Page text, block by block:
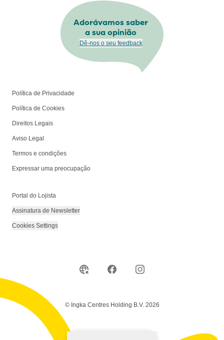
Adorávamos saber
a sua opinião
Dê-nos o seu feedback
Política de Privacidade
Política de Cookies
Direitos Legais
Aviso Legal
Termos e condições
Expressar uma preocupação
Portal do Lojista
Assinatura de Newsletter
Cookies Settings
© Ingka Centres Holding B.V. 2026